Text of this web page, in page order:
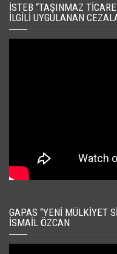
İSTEB “TAŞINMAZ
İLGILI UYGULANAN
GAPAS “YENI MÜLKIYET
İSMAIL ÖZCAN